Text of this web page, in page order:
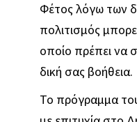
Φέτος λόγω των
πολιτισμός
οποίο πρέπει να
δική σας βοήθεια.
Το πρόγραμμα